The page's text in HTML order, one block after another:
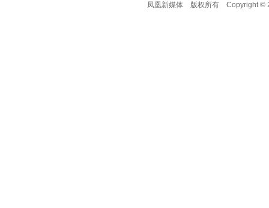
凤凰新媒体
版权所有 Copyright ©